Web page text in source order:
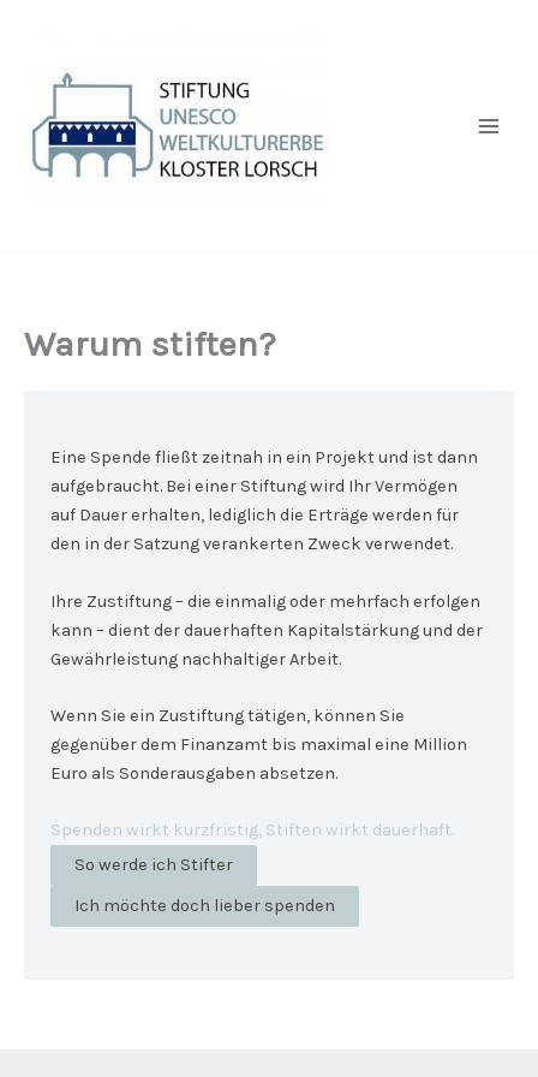
springen
Warum stiften?
Eine Spende fließt zeitnah in ein Projekt und ist dann
aufgebraucht. Bei einer Stiftung wird Ihr Vermögen
auf Dauer erhalten, lediglich die Erträge werden für
den in der Satzung verankerten Zweck verwendet.
Ihre Zustiftung – die einmalig oder mehrfach erfolgen
kann – dient der dauerhaften Kapitalstärkung und der
Gewährleistung nachhaltiger Arbeit.
Wenn Sie ein Zustiftung tätigen, können Sie
gegenüber dem Finanzamt bis maximal eine Million
Euro als Sonderausgaben absetzen.
Spenden wirkt kurzfristig, Stiften wirkt dauerhaft.
So werde ich Stifter
Ich möchte doch lieber spenden